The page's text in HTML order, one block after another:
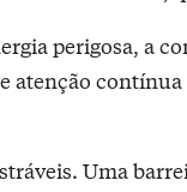
perigosa, a
atenção
Uma